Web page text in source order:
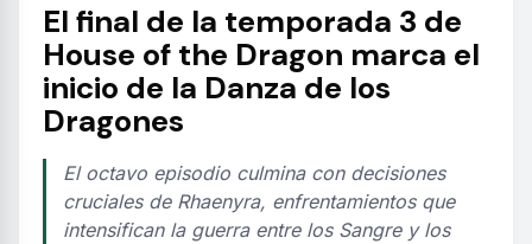
El final de la temporada 3 de
House of the Dragon marca el
inicio de la Danza de los
Dragones
El octavo episodio culmina con decisiones
cruciales de Rhaenyra, enfrentamientos que
intensifican la guerra entre los Sangre y los